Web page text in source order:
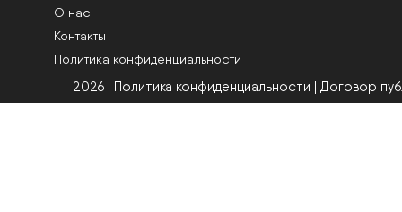
О нас
Контакты
Политика конфиденциальности
2026 | Политика конфиденциальности | Договор